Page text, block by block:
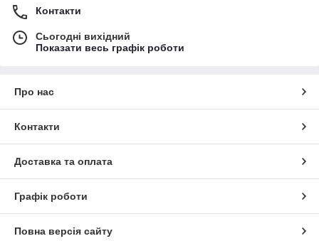
Контакти
Сьогодні вихідний
Показати весь графік роботи
Про нас
Контакти
Доставка та оплата
Графік роботи
Повна версія сайту